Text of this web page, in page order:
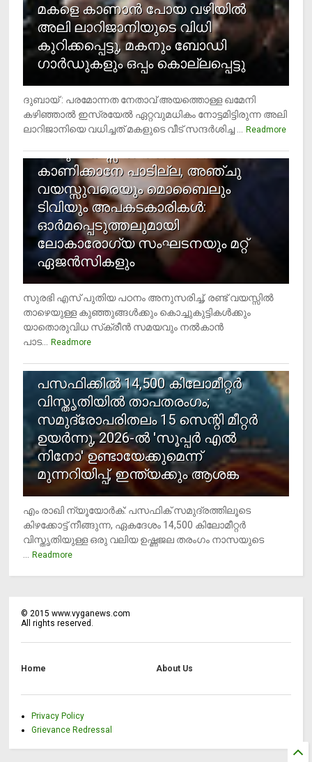
മകളെ കാണാന്‍ പോയ വഴിയില്‍
അലി ലാറിജാനിയുടെ വിധി
കുറിക്കപ്പെട്ടു, മകനും ബോഡി
ഗാര്‍ഡുകളും ഒപ്പം കൊല്ലപ്പെട്ടു
ദുബായ് : പരമോന്നത നേതാവ് അയത്തൊള്ള ഖമേനി
കഴിഞ്ഞാല്‍ ഇസ്രയേല്‍ ഏറ്റവുമധികം നോട്ടമിട്ടിരുന്ന അലി
ലാറിജാനിയെ വധിച്ചത് മകളുടെ വീട് സന്ദര്‍ശിച്ച ...
Readmore
4
രണ്ടു വയസ്സില്‍ താഴെ സ്‌ക്രീന്‍
കാണിക്കാനേ പാടില്ല, അഞ്ചു
വയസ്സുവരെയും മൊബൈലും
ടിവിയും അപകടകാരികള്‍:
ഓര്‍മപ്പെടുത്തലുമായി
ലോകാരോഗ്യ സംഘടനയും മറ്റ്
ഏജന്‍സികളും
സുരഭി എസ് പുതിയ പഠനം അനുസരിച്ച്, രണ്ട് വയസ്സില്‍
താഴെയുള്ള കുഞ്ഞുങ്ങള്‍ക്കും കൊച്ചുകുട്ടികള്‍ക്കും
യാതൊരുവിധ സ്‌ക്രീന്‍ സമയവും നല്‍കാന്‍
പാട...
Readmore
പസഫിക്കില്‍ 14,500 കിലോമീറ്റര്‍
വിസ്തൃതിയില്‍ താപതരംഗം;
സമുദ്രോപരിതലം 15 സെന്റി മീറ്റര്‍
ഉയര്‍ന്നു, 2026-ല്‍ 'സൂപ്പര്‍ എല്‍
നിനോ' ഉണ്ടായേക്കുമെന്ന്
മുന്നറിയിപ്പ്, ഇന്ത്യക്കും ആശങ്ക
എം രാഖി ന്യൂയോര്‍ക്: പസഫിക് സമുദ്രത്തിലൂടെ
കിഴക്കോട്ട് നീങ്ങുന്ന, ഏകദേശം 14,500 കിലോമീറ്റര്‍
വിസ്തൃതിയുള്ള ഒരു വലിയ ഉഷ്ണജല തരംഗം നാസയുടെ
Readmore
©2015 www.vyganews.com
All rights reserved.
Home About Us
Privacy Policy
Grievance Redressal